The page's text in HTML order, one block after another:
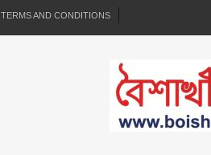
TERMS AND CONDITIONS